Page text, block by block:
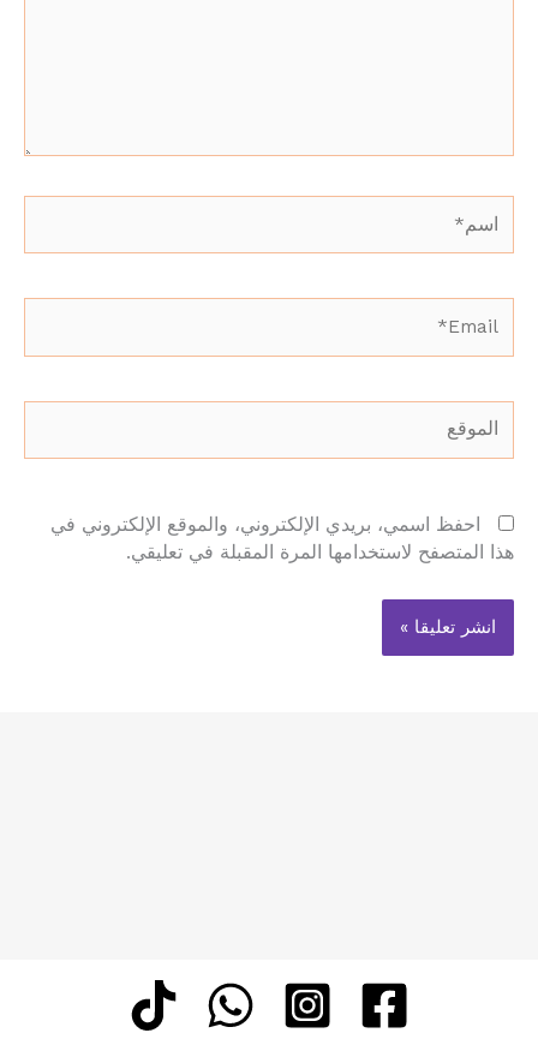
احفظ اسمي، بريدي الإلكتروني، والموقع الإلكتروني في
هذا المتصفح لاستخدامها المرة المقبلة في تعليقي.